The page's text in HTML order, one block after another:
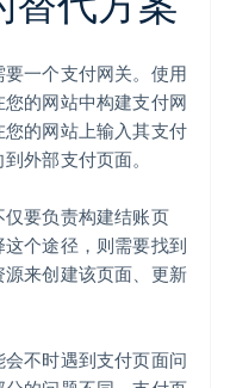
一个支付网关。使用
的网站中构建支付网
的网站上输入其支付
外部支付页面。
要负责构建结账页
个途径，则需要找到
来创建该页面、更新
不时遇到支付页面问